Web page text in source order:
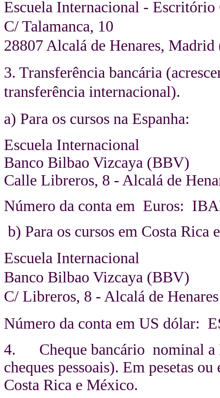
Escuela Internacional - Escritório
C/ Talamanca, 10
28807 Alcalá de Henares, Madrid
3. Transferência bancária
transferência internacional).
a) Para os cursos na Espanha:
Escuela Internacional
Banco Bilbao Vizcaya (BBV)
Calle Libreros, 8 - Alcalá de
Número da conta em Euros:
b) Para os cursos em Costa Rica
Escuela Internacional
Banco Bilbao Vizcaya (BBV)
C/ Libreros, 8 - Alcalá de
Número da conta em US dólar:
4. Cheque bancário nominal a
cheques pessoais). Em pesetas
Costa Rica e México.